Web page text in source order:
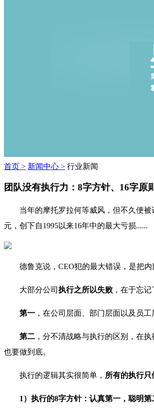
首页 > 新闻中心 > 行业新闻
团队没有执行力：8字方针、16字原
当年的摩托罗拉何等威风，但不久便
元，创下自1995以来16年中的最大亏损......
德鲁克说，CEO犯的最大错误，是把内
大部分公司 执行之所以失败 ，在于忘
第一 ，在公司层面、部门层面以及员
第二 ，分不清战略与执行的区别，在
也要做到底。
执行的逻辑其实很简单， 所有的执行
1）执行的8字方针：认真第一，聪明第